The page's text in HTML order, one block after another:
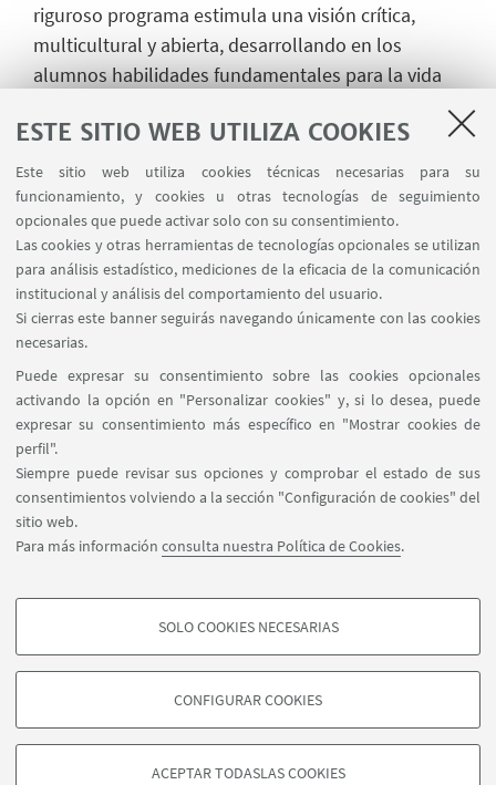
ESTE SITIO WEB UTILIZA COOKIES
Este sitio web utiliza cookies técnicas necesarias para su
funcionamiento, y cookies u otras tecnologías de seguimiento
opcionales que puede activar solo con su consentimiento.
Las cookies y otras herramientas de tecnologías opcionales se utilizan
para análisis estadístico, mediciones de la eficacia de la comunicación
institucional y análisis del comportamiento del usuario.
Si cierras este banner seguirás navegando únicamente con las cookies
necesarias.
Puede expresar su consentimiento sobre las cookies opcionales
activando la opción en "Personalizar cookies" y, si lo desea, puede
expresar su consentimiento más específico en "Mostrar cookies de
perfil".
Siempre puede revisar sus opciones y comprobar el estado de sus
consentimientos volviendo a la sección "Configuración de cookies" del
sitio web.
Para más información consulta nuestra Política de Cookies.
COOKIES DE PERFIL - OPCIONALES
usuarios, crear perfiles basados en su comportamiento en el sitio web, para
análisis de marketing.
SOLO COOKIES NECESARIAS
CONFIGURAR COOKIES
ACEPTAR TODASLAS COOKIES
riguroso programa estimula una visión crítica,
multicultural y abierta, desarrollando en los
alumnos habilidades fundamentales para la vida
Agradecemos profundamente al Prof. Kemal
Taskin
por su cálida recepción y valiosa
colaboración, que hacen posible seguir
fortaleciendo estacolaboración institucional en
beneficio de las futuras generaciones de
estudiantes.
Buenos Aires - Argentina
(+54-11) 6009-2587
©Copyright 2026 - ALMA MATER STUDIORUM - Università di